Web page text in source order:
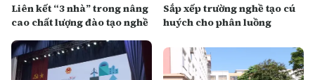
Liên kết “3 nhà” trong nâng
cao chất lượng đào tạo nghề
Sắp xếp trường nghề tạo cú
huých cho phân luồng